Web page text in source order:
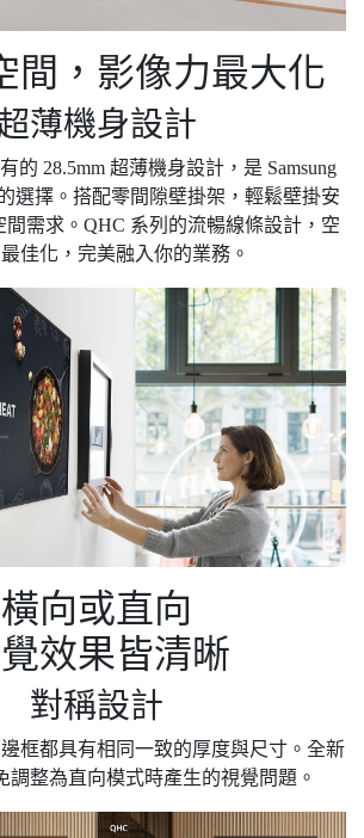
間，影像力最大化
薄機身設計
的 28.5mm 超薄機身設計，是 Samsung
選擇。搭配零間隙壁掛架，輕鬆壁掛安
需求。QHC 系列的流暢線條設計，空
佳化，完美融入你的業務。
橫向或直向
效果皆清晰
對稱設計
框都具有相同一致的厚度與尺寸。全新
調整為直向模式時產生的視覺問題。